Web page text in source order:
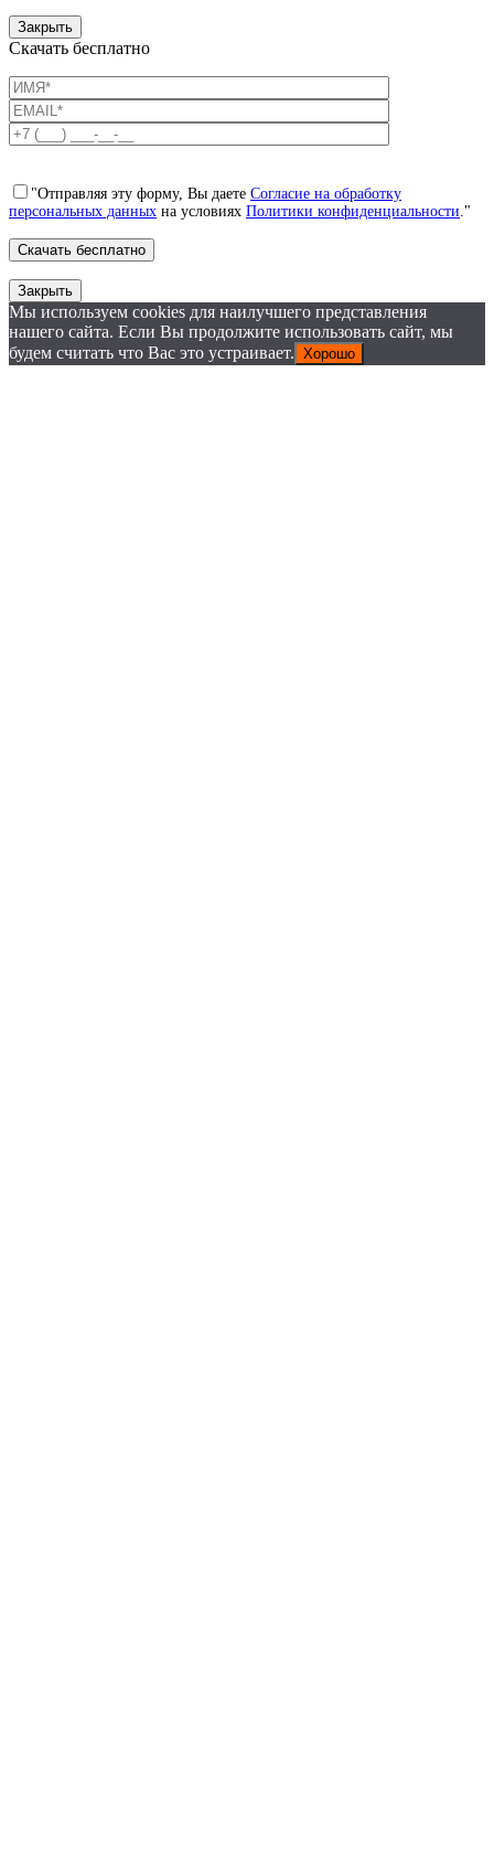
Закрыть
Скачать бесплатно
"Отправляя эту форму, Вы даете Согласие на обработку
персональных данных на условиях Политики конфиденциальности ."
Закрыть
Мы используем cookies для наилучшего представления
нашего сайта. Если Вы продолжите использовать сайт, мы
будем считать что Вас это устраивает. Хорошо